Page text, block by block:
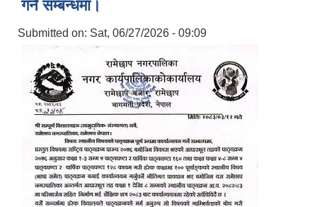
गर्ने सम्बन्धमा।
Submitted on: Sat, 06/27/2026 - 09:09